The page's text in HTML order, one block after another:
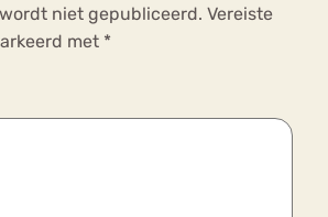
niet gepubliceerd. Vereiste
met *